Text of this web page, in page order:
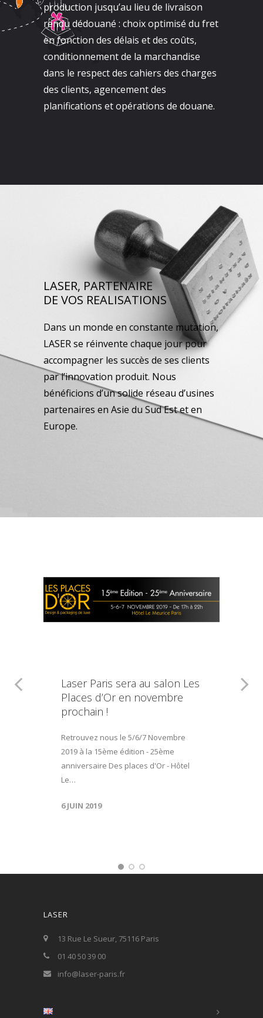
production jusqu’au lieu de livraison
rendu dédouané : choix optimisé du fret
en fonction des délais et des coûts,
conditionnement de la marchandise
dans le respect des cahiers des charges
des clients, agencement des
planifications et opérations de douane.
LASER, PARTENAIRE
DE VOS REALISATIONS
Dans un monde en constante mutation,
LASER se réinvente chaque jour pour
accompagner les succès de ses clients
par l’innovation produit. Nous
bénéficions d’un solide réseau d’usines
partenaires en Asie du Sud Est et en
Europe.
Laser Paris sera au salon Les
Places d’Or en novembre
prochain !
Retrouvez nous le 5/6/7 Novembre
2019 à la 15ème édition - 25ème
anniversaire Des places d'Or - Hôtel
Le…
6 JUIN 2019
LASER
13 Rue Le Sueur, 75116 Paris
01 40 50 39 00
info@laser-paris.fr